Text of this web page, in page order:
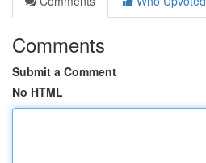
Comments
Submit a Comment
No HTML